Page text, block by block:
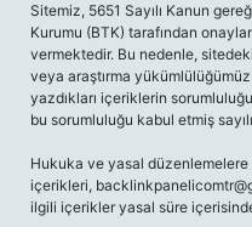
Sitemiz, 5651 Sayılı Kanun
Kurumu (BTK) tarafından
vermektedir. Bu nedenle,
veya araştırma
yazdıkları içeriklerin
bu sorumluluğu kabul etmiş
Hukuka ve yasal düzenlemelere
içerikleri,
ilgili içerikler yasal süre